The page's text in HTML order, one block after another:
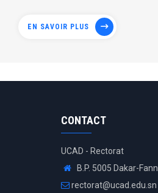
EN SAVOIR PLUS
CONTACT
UCAD - Rectorat
B.P. 5005 Dakar-Fann
rectorat@ucad.edu.sn